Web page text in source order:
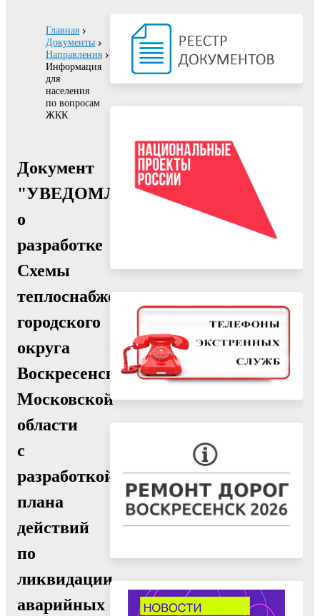
Главная
Документы
Направления
Информация
для
населения
по вопросам
ЖКК
Документ
"УВЕДОМЛЕНИЕ
о
разработке
Схемы
теплоснабжения
городского
округа
Воскресенск
Московской
области
с
разработкой
плана
действий
по
ликвидации
аварийных